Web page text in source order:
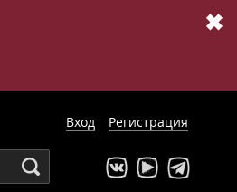
✖
Вход Регистрация